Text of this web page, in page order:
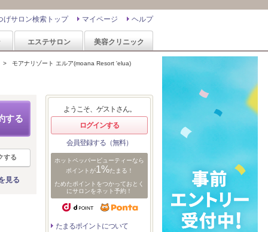
ヘルプ
マイページ
げサロン検索トップ
エステサロン 美容クリニック
> モアナリゾート エルア(moana Resort 'elua)
する
する
見る
ようこそ、ゲストさん。
ログインする
会員登録する（無料）
ホットペッパービューティーなら
ポイントが1%たまる！
ためたポイントをつかっておとく
にサロンをネット予約！
たまるポイントについて